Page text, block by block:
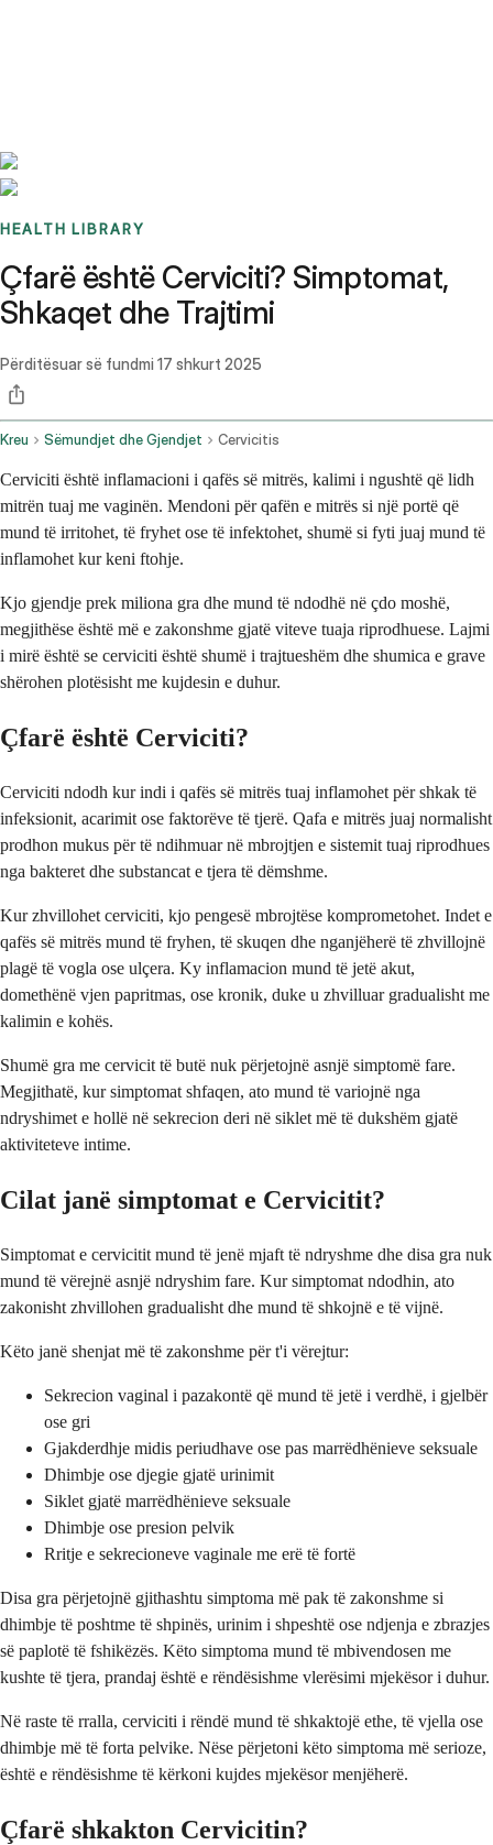
HEALTH LIBRARY
Çfarë është Cerviciti? Simptomat,
Shkaqet dhe Trajtimi
Përditësuar së fundmi 17 shkurt 2025
Kreu Sëmundjet dhe Gjendjet Cervicitis
Cerviciti është inflamacioni i qafës së mitrës, kalimi i ngushtë që lidh
mitrën tuaj me vaginën. Mendoni për qafën e mitrës si një portë që
mund të irritohet, të fryhet ose të infektohet, shumë si fyti juaj mund të
inflamohet kur keni ftohje.
Kjo gjendje prek miliona gra dhe mund të ndodhë në çdo moshë,
megjithëse është më e zakonshme gjatë viteve tuaja riprodhuese. Lajmi
i mirë është se cerviciti është shumë i trajtueshëm dhe shumica e grave
shërohen plotësisht me kujdesin e duhur.
Çfarë është Cerviciti?
Cerviciti ndodh kur indi i qafës së mitrës tuaj inflamohet për shkak të
infeksionit, acarimit ose faktorëve të tjerë. Qafa e mitrës juaj normalisht
prodhon mukus për të ndihmuar në mbrojtjen e sistemit tuaj riprodhues
nga bakteret dhe substancat e tjera të dëmshme.
Kur zhvillohet cerviciti, kjo pengesë mbrojtëse komprometohet. Indet e
qafës së mitrës mund të fryhen, të skuqen dhe nganjëherë të zhvillojnë
plagë të vogla ose ulçera. Ky inflamacion mund të jetë akut,
domethënë vjen papritmas, ose kronik, duke u zhvilluar gradualisht me
kalimin e kohës.
Shumë gra me cervicit të butë nuk përjetojnë asnjë simptomë fare.
Megjithatë, kur simptomat shfaqen, ato mund të variojnë nga
ndryshimet e hollë në sekrecion deri në siklet më të dukshëm gjatë
aktiviteteve intime.
Cilat janë simptomat e Cervicitit?
Simptomat e cervicitit mund të jenë mjaft të ndryshme dhe disa gra nuk
mund të vërejnë asnjë ndryshim fare. Kur simptomat ndodhin, ato
zakonisht zhvillohen gradualisht dhe mund të shkojnë e të vijnë.
Këto janë shenjat më të zakonshme për t'i vërejtur:
Sekrecion vaginal i pazakontë që mund të jetë i verdhë, i gjelbër
ose gri
Gjakderdhje midis periudhave ose pas marrëdhënieve seksuale
Dhimbje ose djegie gjatë urinimit
Siklet gjatë marrëdhënieve seksuale
Dhimbje ose presion pelvik
Rritje e sekrecioneve vaginale me erë të fortë
Disa gra përjetojnë gjithashtu simptoma më pak të zakonshme si
dhimbje të poshtme të shpinës, urinim i shpeshtë ose ndjenja e zbrazjes
së paplotë të fshikëzës. Këto simptoma mund të mbivendosen me
kushte të tjera, prandaj është e rëndësishme vlerësimi mjekësor i duhur.
Në raste të rralla, cerviciti i rëndë mund të shkaktojë ethe, të vjella ose
dhimbje më të forta pelvike. Nëse përjetoni këto simptoma më serioze,
është e rëndësishme të kërkoni kujdes mjekësor menjëherë.
Çfarë shkakton Cervicitin?